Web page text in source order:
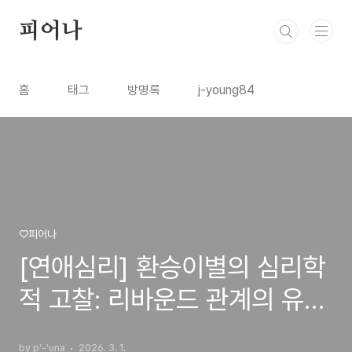
피어나
홈 태그 방명록 j-young84
♡피어나
[연애심리] 환승이별의 심리학
적 고찰: 리바운드 관계의 유효
by p'-'una 2026. 3. 1.